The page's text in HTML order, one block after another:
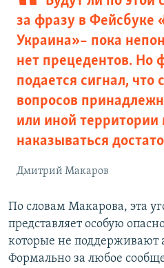
за фразу в Фейсбуке
Украина» – пока
нет прецедентов. Но
подается сигнал,
вопросов
или иной
наказываться
Дмитрий Макаров
По словам Макарова, эта
представляет особую
которые не
Формально за любое